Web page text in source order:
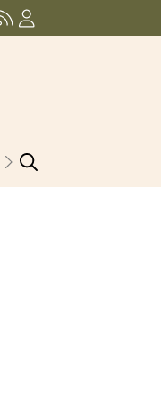
UPCOMINDEX:
PODCAST